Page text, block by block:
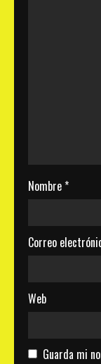
Nombre*
Correo
Web
Guarda mi